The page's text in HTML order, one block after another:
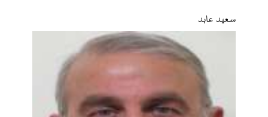
سعید عابد